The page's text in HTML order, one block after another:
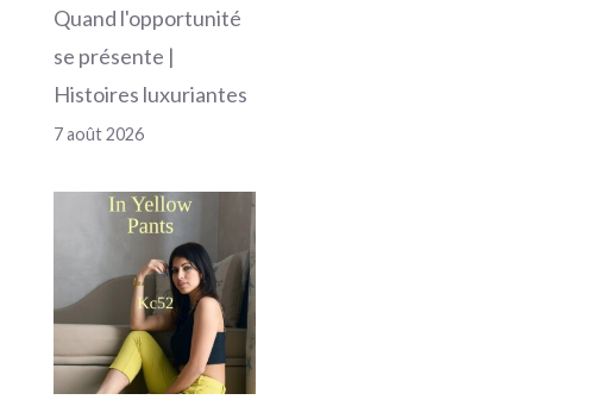
Quand l'opportunité
se présente |
Histoires luxuriantes
7 août 2026